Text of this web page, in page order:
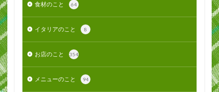
食材のこと 64
イタリアのこと 8
お店のこと 354
メニューのこと 94